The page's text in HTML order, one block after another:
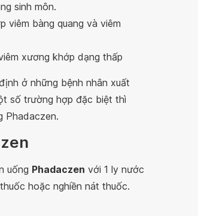
sinh môn.
viêm bàng quang và viêm
xương khớp dạng thấp
ở những bệnh nhân xuất
số trường hợp đặc biệt thì
Phadaczen.
uống Phadaczen với 1 ly nước
hoặc nghiền nát thuốc.